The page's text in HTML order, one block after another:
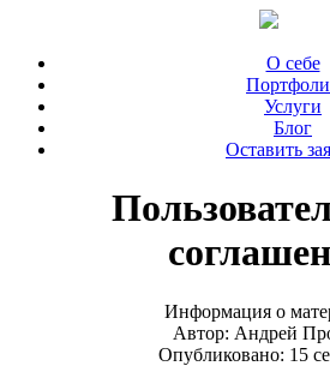
О себе
Услуги
Блог
Оставить
Информация о
Автор: Андрей
Опубликовано: 15